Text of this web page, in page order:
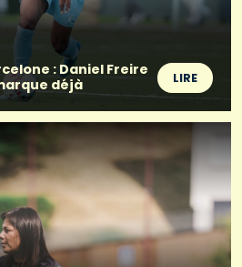
: Daniel Freire
déjà
LIRE